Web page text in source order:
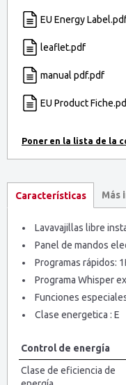
EU Energy
leaflet.pdf
manual pdf.pdf
EU Product
Características Más
Lavavajillas libre
Panel de mandos
Programas rápidos:
Programa Whisper
Funciones
Clase energetica : E
Control de energía
Clase de eficiencia de